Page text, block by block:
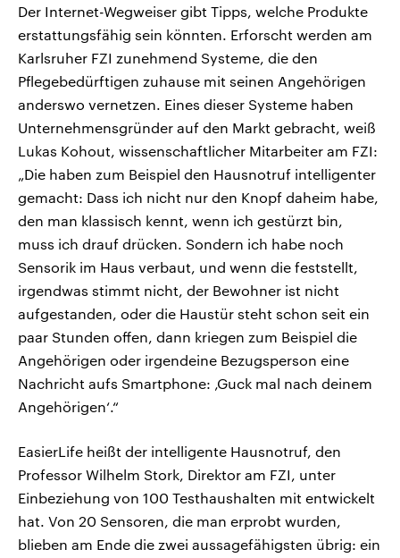
Der Internet-Wegweiser gibt Tipps, welche Produkte
erstattungsfähig sein könnten. Erforscht werden am
Karlsruher FZI zunehmend Systeme, die den
Pflegebedürftigen zuhause mit seinen Angehörigen
anderswo vernetzen. Eines dieser Systeme haben
Unternehmensgründer auf den Markt gebracht, weiß
Lukas Kohout, wissenschaftlicher Mitarbeiter am FZI:
„Die haben zum Beispiel den Hausnotruf intelligenter
gemacht: Dass ich nicht nur den Knopf daheim habe,
den man klassisch kennt, wenn ich gestürzt bin,
muss ich drauf drücken. Sondern ich habe noch
Sensorik im Haus verbaut, und wenn die feststellt,
irgendwas stimmt nicht, der Bewohner ist nicht
aufgestanden, oder die Haustür steht schon seit ein
paar Stunden offen, dann kriegen zum Beispiel die
Angehörigen oder irgendeine Bezugsperson eine
Nachricht aufs Smartphone: ‚Guck mal nach deinem
Angehörigen‘.“
EasierLife heißt der intelligente Hausnotruf, den
Professor Wilhelm Stork, Direktor am FZI, unter
Einbeziehung von 100 Testhaushalten mit entwickelt
hat. Von 20 Sensoren, die man erprobt wurden,
blieben am Ende die zwei aussagefähigsten übrig: ein